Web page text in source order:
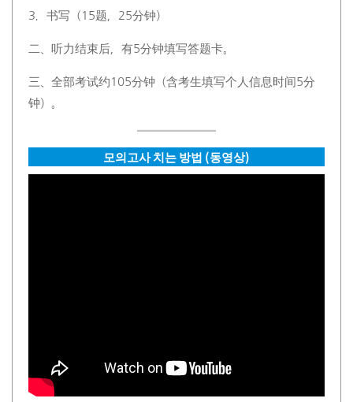
3．书写（15题，25分钟）
二、听力结束后，有5分钟填写答题卡。
三、全部考试约105分钟（含考生填写个人信息时间5分
钟）。
모의고사 치는 방법 (동영상)